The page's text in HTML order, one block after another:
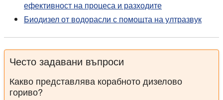
ефективност на процеса и разходите
Биодизел от водорасли с помощта на ултразвук
Често задавани въпроси
Какво представлява корабното дизелово
гориво?